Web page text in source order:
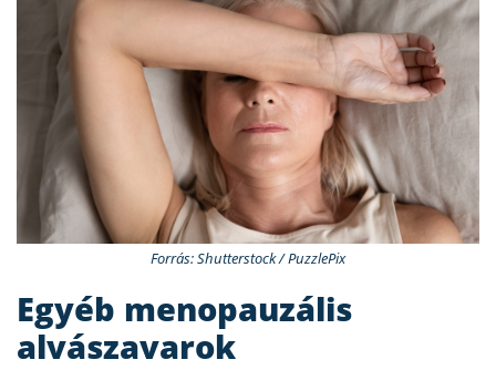
Forrás: Shutterstock / PuzzlePix
Egyéb menopauzális
alvászavarok